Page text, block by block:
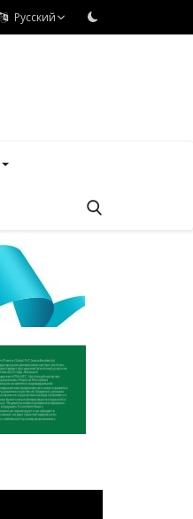
Русский